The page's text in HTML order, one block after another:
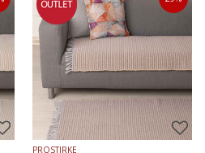
70X120 70X160 70X200
PROSTIRKE